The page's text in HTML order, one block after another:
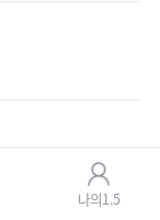
나의1.5